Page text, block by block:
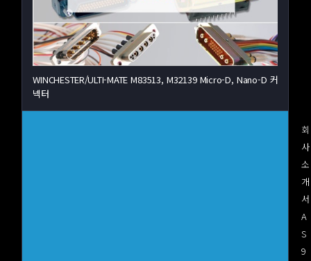
WINCHESTER/ULTI-MATE M83513, M32139 Micro-D, Nano-D 커
넥터
회
사
소
개
서
A
S
9